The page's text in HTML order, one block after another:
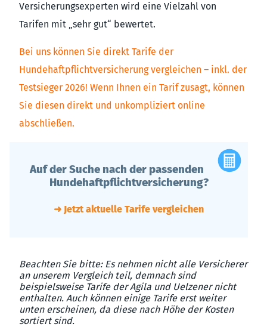
Versicherungsexperten wird eine Vielzahl von
Tarifen mit „sehr gut“ bewertet.
Bei uns können Sie direkt Tarife der
Hundehaftpflichtversicherung vergleichen – inkl. der
Testsieger 2026! Wenn Ihnen ein Tarif zusagt, können
Sie diesen direkt und unkompliziert online
abschließen.
Auf der Suche nach der passenden
Hundehaftpflichtversicherung?
➜ Jetzt aktuelle Tarife vergleichen
Beachten Sie bitte: Es nehmen nicht alle Versicherer
an unserem Vergleich teil, demnach sind
beispielsweise Tarife der Agila und Uelzener nicht
enthalten. Auch können einige Tarife erst weiter
unten erscheinen, da diese nach Höhe der Kosten
sortiert sind.